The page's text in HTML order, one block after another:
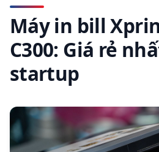
Máy in bill
C300: Giá rẻ
startup